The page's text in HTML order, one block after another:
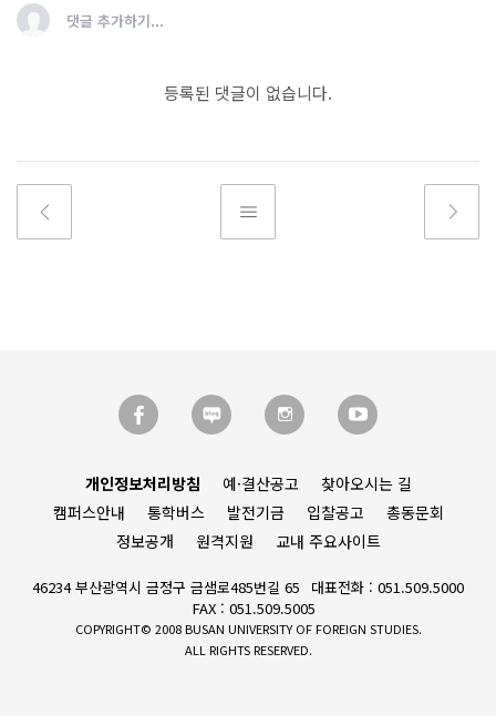
댓글 추가하기...
등록된 댓글이 없습니다.
개인정보처리방침 예·결산공고
찾아오시는 길
캠퍼스안내
통학버스 발전기금 입찰공고
총동문회
정보공개
원격지원 교내 주요사이트
46234 부산광역시 금정구 금샘로485번길 65
대표전화 : 051.509.5000
FAX : 051.509.5005
COPYRIGHT© 2008 BUSAN UNIVERSITY OF FOREIGN STUDIES.
ALL RIGHTS RESERVED.